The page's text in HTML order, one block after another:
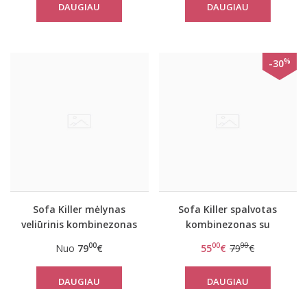
DAUGIAU DAUGIAU
Sofa Killer mėlynas
veliūrinis kombinezonas
Nuo 7900€
DAUGIAU
-30%
Sofa Killer spalvotas
kombinezonas su
Cactus
5500€ 7900€
DAUGIAU